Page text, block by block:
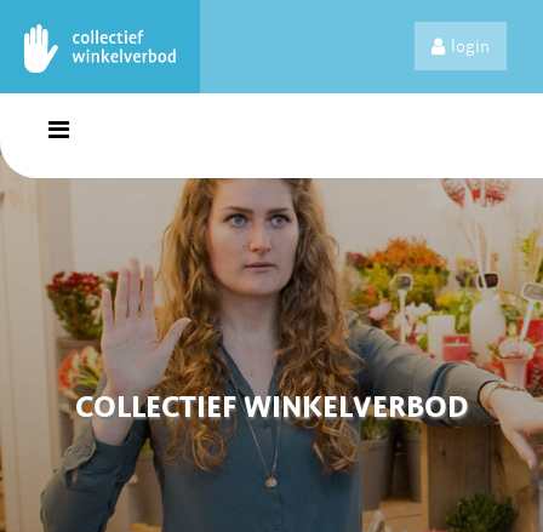
login
COLLECTIEF WINKELVERBOD